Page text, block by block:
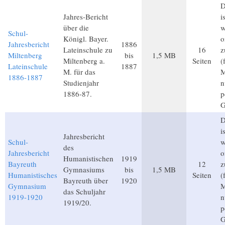
Schul-
Jahresbericht
Miltenberg
Lateinschule
1886-1887
Jahres-Bericht
über die
Königl. Bayer.
Lateinschule zu
Miltenberg a.
M. für das
Studienjahr
1886-87.
1886
bis
1887
1,5 MB
16
Seiten
Schul-
Jahresbericht
Bayreuth
Humanistisches
Gymnasium
1919-1920
Jahresbericht
des
Humanistischen
Gymnasiums
Bayreuth über
das Schuljahr
1919/20.
1919
bis
1920
1,5 MB
12
Seiten